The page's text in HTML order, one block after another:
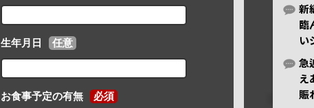
生年月日 任意
お食事予定の有無 必須
新
臨
い
急
え
賑